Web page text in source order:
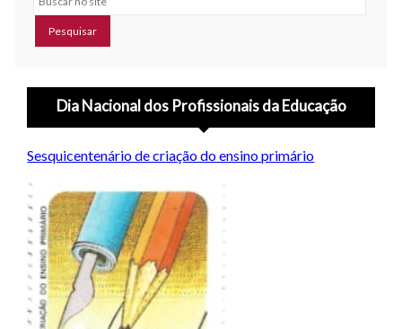
Dia Nacional dos Profissionais da Educação
Sesquicentenário de criação do ensino primário